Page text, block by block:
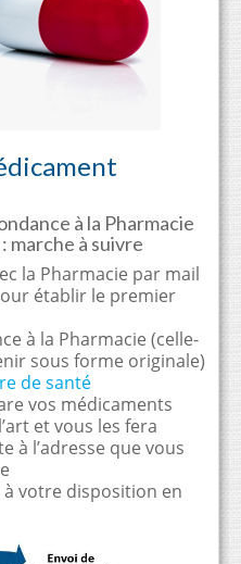
à la Pharmacie
marche à suivre
la Pharmacie par mail
établir le premier
à la Pharmacie (celle-
sous forme originale)
de santé
vos médicaments
et vous les fera
à l’adresse que vous
votre disposition en